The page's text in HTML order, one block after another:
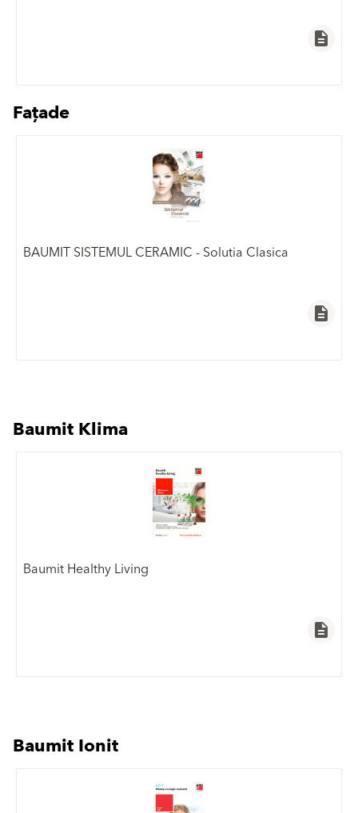
description
Fațade
BAUMIT SISTEMUL CERAMIC - Solutia Clasica
description
Baumit Klima
Baumit Healthy Living
description
Baumit Ionit